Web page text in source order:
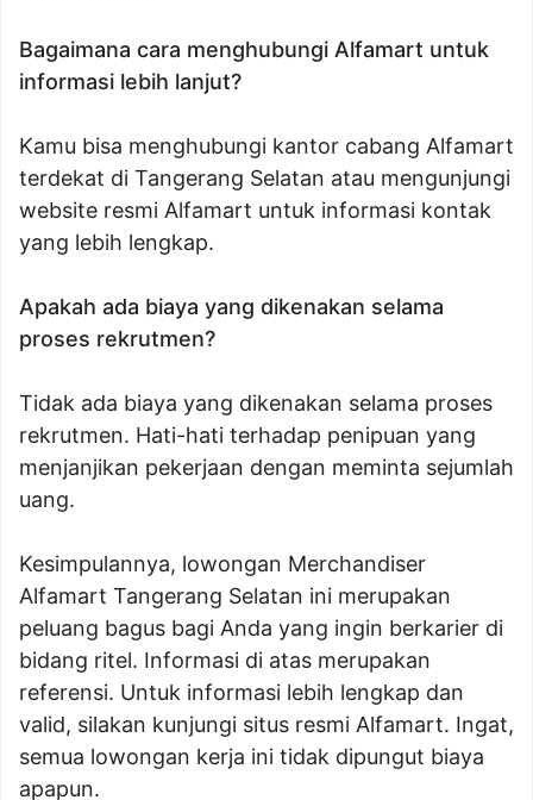
Bagaimana cara menghubungi Alfamart untuk
informasi lebih lanjut?
Kamu bisa menghubungi kantor cabang Alfamart
terdekat di Tangerang Selatan atau mengunjungi
website resmi Alfamart untuk informasi kontak
yang lebih lengkap.
Apakah ada biaya yang dikenakan selama
proses rekrutmen?
Tidak ada biaya yang dikenakan selama proses
rekrutmen. Hati-hati terhadap penipuan yang
menjanjikan pekerjaan dengan meminta sejumlah
uang.
Kesimpulannya, lowongan Merchandiser
Alfamart Tangerang Selatan ini merupakan
peluang bagus bagi Anda yang ingin berkarier di
bidang ritel. Informasi di atas merupakan
referensi. Untuk informasi lebih lengkap dan
valid, silakan kunjungi situs resmi Alfamart. Ingat,
semua lowongan kerja ini tidak dipungut biaya
apapun.